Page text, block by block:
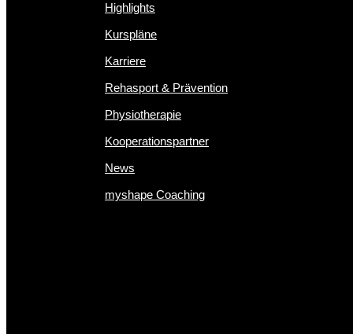
Highlights
Kurspläne
Karriere
Rehasport & Prävention
Physiotherapie
Kooperationspartner
News
myshape Coaching